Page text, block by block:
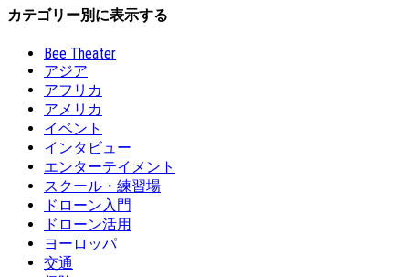
カテゴリー別に表示する
Bee Theater
アジア
アフリカ
アメリカ
イベント
インタビュー
エンターテイメント
スクール・練習場
ドローン入門
ドローン活用
ヨーロッパ
交通